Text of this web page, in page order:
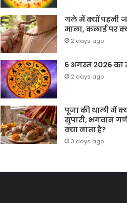
गले में क्यों पहनी
माला, कलाई पर
2 days ago
6 अगस्त 2026 का
2 days ago
पूजा की थाली में
सुपारी, भगवान
क्या नाता है?
3 days ago